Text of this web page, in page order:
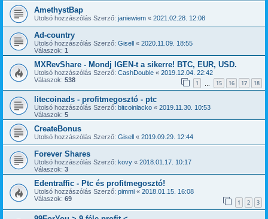
AmethystBap
Utolsó hozzászólás Szerző: janiewiem « 2021.02.28. 12:08
Ad-country
Utolsó hozzászólás Szerző: Gisell « 2020.11.09. 18:55
Válaszok: 1
MXRevShare - Mondj IGEN-t a sikerre! BTC, EUR, USD.
Utolsó hozzászólás Szerző: CashDouble « 2019.12.04. 22:42
Válaszok: 538 1 15 16 17 18
litecoinads - profitmegosztó - ptc
Utolsó hozzászólás Szerző: bitcoinlacko « 2019.11.30. 10:53
Válaszok: 5
CreateBonus
Utolsó hozzászólás Szerző: Gisell « 2019.09.29. 12:44
Forever Shares
Utolsó hozzászólás Szerző: kovy « 2018.01.17. 10:17
Válaszok: 3
Edentraffic - Ptc és profitmegosztó!
Utolsó hozzászólás Szerző: pimmi « 2018.01.15. 16:08
Válaszok: 69 1 2 3